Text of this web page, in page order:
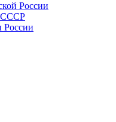
России
СССР
России